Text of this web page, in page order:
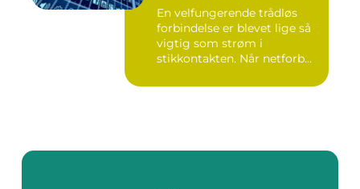
En velfungerende trådløs
forbindelse er blevet lige så
vigtig som strøm i
stikkontakten. Når netforb...